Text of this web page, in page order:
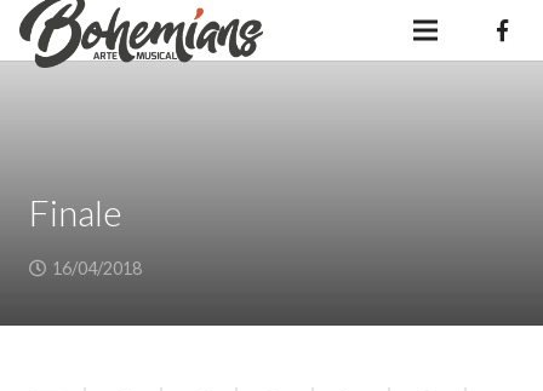
Finale
16/04/2018